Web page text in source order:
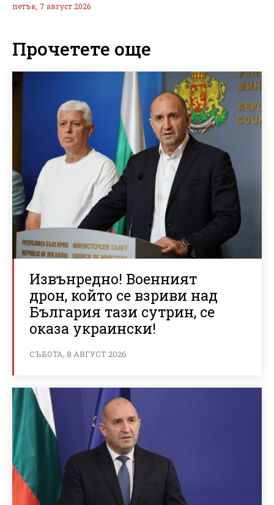
петък, 7 август 2026
Прочетете още
Извънредно! Военният
дрон, който се взриви над
България тази сутрин, се
оказа украински!
СЪБОТА, 8 АВГУСТ 2026